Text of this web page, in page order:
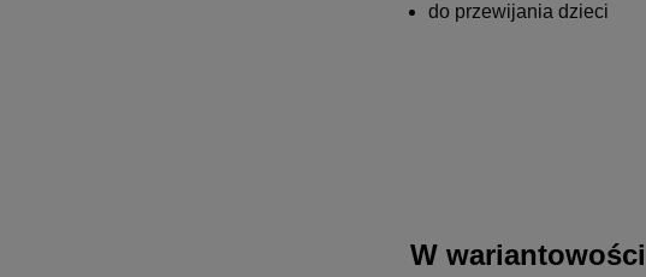
do przewijania dzieci
W